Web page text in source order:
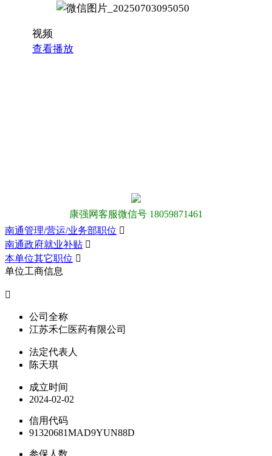
视频
查看播放
康强网客服微信号 18059871461
南通管理/营运/业务部职位 
南通政府就业补贴 
本单位其它职位 
单位工商信息

公司全称
江苏禾仁医药有限公司
法定代表人
陈天琪
成立时间
2024-02-02
信用代码
91320681MAD9YUN88D